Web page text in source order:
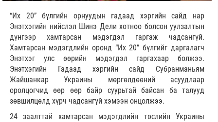
“Их 20” бүлгийн орнуудын гадаад хэргийн сайд нар
Энэтхэгийн нийслэл Шинэ Дели хотноо болсон уулзалтын
дүнгээр хамтарсан мэдэгдэл гаргаж чадсангүй.
Хамтарсан мэдэгдлийн оронд “Их 20” бүлгийг даргалагч
Энэтхэг улс өөрийн мэдэгдэл гаргахаар болжээ.
Энэтхэгийн Гадаад хэргийн сайд Субранманьям
Жайшанкар Украины мөргөлдөөний асуудлаар
оролцогчид өөр өөр байр суурьтай байсан ба талууд
зөвшилцөлд хүрч чадсангүй хэмээн онцолжээ.
24 заалттай хамтарсан мэдэгдлийн төслийн Украины